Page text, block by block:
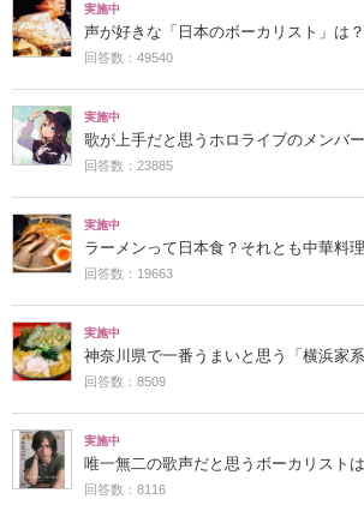
実施中
声が好きな「日本のボーカリスト」は？
回答数：49540
実施中
歌が上手だと思うホロライブのメンバ
回答数：23885
実施中
ラーメンって日本食？それとも中華料
回答数：19663
実施中
神奈川県で一番うまいと思う「横浜家
回答数：8509
実施中
唯一無二の歌声だと思うボーカリスト
回答数：8116